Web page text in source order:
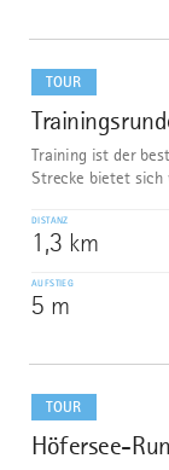
TOUR
9
Training ist der
Strecke bietet sich
DISTANZ
1,3 km
AUFSTIEG
5 m
dazu
TOUR
10
Höfersee-
dazu